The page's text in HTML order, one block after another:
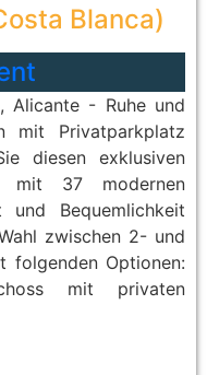
Blanca)
Alicante - Ruhe und
mit Privatparkplatz
diesen exklusiven
mit 37 modernen
Bequemlichkeit
zwischen 2- und
folgenden Optionen:
mit privaten